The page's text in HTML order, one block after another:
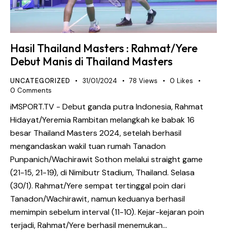
Hasil Thailand Masters : Rahmat/Yere
Debut Manis di Thailand Masters
UNCATEGORIZED 31/01/2024 78 Views 0 Likes
0 Comments
iMSPORT.TV - Debut ganda putra Indonesia, Rahmat
Hidayat/Yeremia Rambitan melangkah ke babak 16
besar Thailand Masters 2024, setelah berhasil
mengandaskan wakil tuan rumah Tanadon
Punpanich/Wachirawit Sothon melalui straight game
(21-15, 21-19), di Nimibutr Stadium, Thailand. Selasa
(30/1). Rahmat/Yere sempat tertinggal poin dari
Tanadon/Wachirawit, namun keduanya berhasil
memimpin sebelum interval (11-10). Kejar-kejaran poin
terjadi, Rahmat/Yere berhasil menemukan…